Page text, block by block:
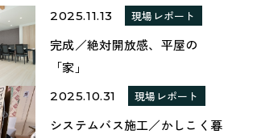
2025.11.13 現場レポート
完成／絶対開放感、平屋の
「家」
2025.10.31 現場レポート
システムバス施工／かしこく暮